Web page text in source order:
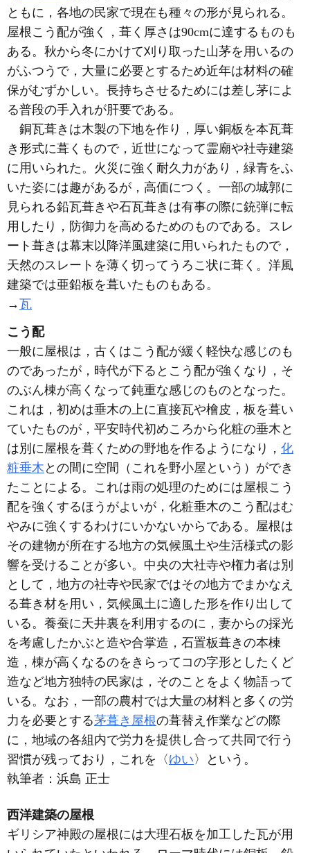
ともに，各地の民家で現在も種々の形が見られる。
屋根こう配が強く，葺く厚さは90cmに達するものも
ある。秋から冬にかけて刈り取った山茅を用いるの
がふつうで，大量に必要とするため近年は材料の確
保がむずかしい。長持ちさせるためには差し茅によ
る普段の手入れが肝要である。
銅瓦葺きは木製の下地を作り，厚い銅板を本瓦葺
き形式に葺くもので，近世になって霊廟や社寺建築
に用いられた。火災に強く耐久力があり，緑青をふ
いた姿には趣があるが，高価につく。一部の城郭に
見られる鉛瓦葺きや石瓦葺きは有事の際に銃弾に転
用したり，防御力を高めるためのものである。スレ
ート葺きは幕末以降洋風建築に用いられたもので，
天然のスレートを薄く切ってうろこ状に葺く。洋風
建築では亜鉛板を葺いたものもある。
→瓦
こう配
一般に屋根は，古くはこう配が緩く軽快な感じのも
のであったが，時代が下るとこう配が強くなり，そ
のぶん棟が高くなって鈍重な感じのものとなった。
これは，初めは垂木の上に直接瓦や檜皮，板を葺い
ていたものが，平安時代初めころから化粧の垂木と
は別に屋根を葺くための野地を作るようになり， 化
粧垂木 との間に空間（これを野小屋という）ができ
たことによる。これは雨の処理のためには屋根こう
配を強くするほうがよいが，化粧垂木のこう配はむ
やみに強くするわけにいかないからである。屋根は
その建物が所在する地方の気候風土や生活様式の影
響を受けることが多い。中央の大社寺や権力者は別
として，地方の社寺や民家ではその地方でまかなえ
る葺き材を用い，気候風土に適した形を作り出して
いる。養蚕に天井裏を利用するのに，妻からの採光
を考慮したかぶと造や合掌造，石置板葺きの本棟
造，棟が高くなるのをきらってコの字形としたくど
造など地方独特の民家は，そのことをよく物語って
いる。なお，一部の農村では大量の材料と多くの労
力を必要とする茅葺き屋根の葺替え作業などの際
に，地域の各組内で労力を提供し合って共同で行う
習慣が残っており，これを〈 ゆい 〉という。
執筆者： 浜島 正士
西洋建築の屋根
ギリシア神殿の屋根には大理石板を加工した瓦が用